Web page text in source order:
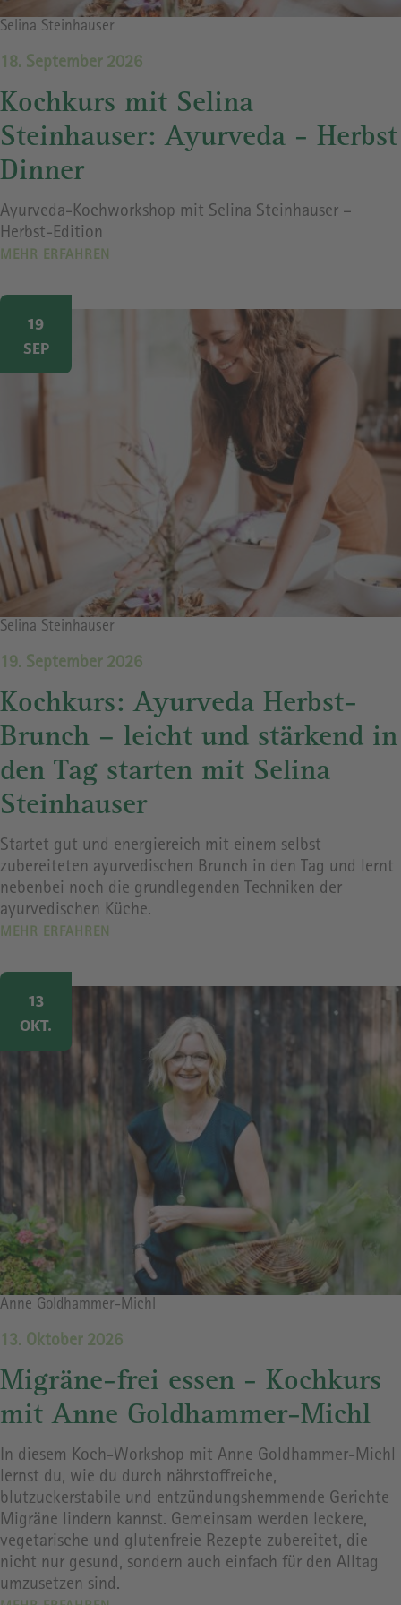
Bildrechte
Selina Steinhauser
18. September 2026
Kochkurs mit Selina
Steinhauser: Ayurveda - Herbst
Dinner
Ayurveda-Kochworkshop mit Selina Steinhauser –
Herbst-Edition
MEHR ERFAHREN
Image
Bildrechte
Selina Steinhauser
19. September 2026
Kochkurs: Ayurveda Herbst-
Brunch – leicht und stärkend in
den Tag starten mit Selina
Steinhauser
Startet gut und energiereich mit einem selbst
zubereiteten ayurvedischen Brunch in den Tag und lernt
nebenbei noch die grundlegenden Techniken der
ayurvedischen Küche.
MEHR ERFAHREN
19
SEP
Image
Bildrechte
Anne Goldhammer-Michl
13. Oktober 2026
Migräne-frei essen - Kochkurs
mit Anne Goldhammer-Michl
In diesem Koch-Workshop mit Anne Goldhammer-Michl
lernst du, wie du durch nährstoffreiche,
blutzuckerstabile und entzündungshemmende Gerichte
Migräne lindern kannst. Gemeinsam werden leckere,
vegetarische und glutenfreie Rezepte zubereitet, die
nicht nur gesund, sondern auch einfach für den Alltag
umzusetzen sind.
13
OKT.